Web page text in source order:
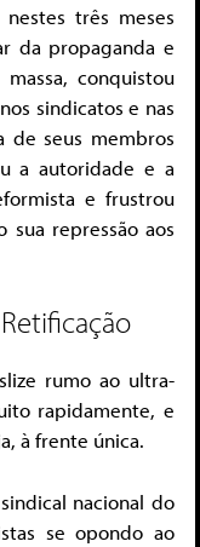
três meses
da propaganda e
conquistou
sindicatos e nas
de seus membros
a autoridade e a
e frustrou
sua repressão aos
rumo ao ultra-
rapidamente, e
à frente única.
nacional do
se opondo ao